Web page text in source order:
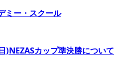
ミー・スクール
)NEZASカップ準決勝について